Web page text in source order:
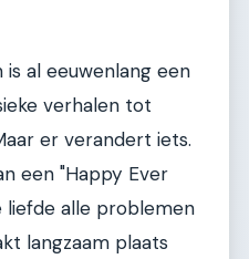
al eeuwenlang een
verhalen tot
er verandert iets.
een "Happy Ever
liefde alle problemen
langzaam plaats